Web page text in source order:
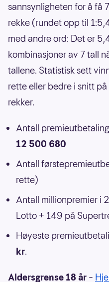
sannsynligheten for å få
rekke (rundet opp til
med andre ord: Det er
kombinasjoner av 7 tall
tallene. Statistisk sett
rette eller bedre i snitt
rekker.
Antall
12 500 680
Antall
rette)
Antall millionpremier i
Lotto + 149 på
Høyeste
kr.
Aldersgrense 18 år –